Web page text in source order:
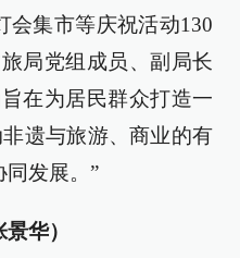
会集市等庆祝活动130
局党组成员、副局长
在为居民群众打造一
遗与旅游、商业的有
发展。”
华）